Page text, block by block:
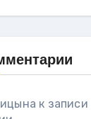
к записи